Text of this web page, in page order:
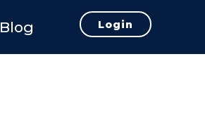
Blog Login